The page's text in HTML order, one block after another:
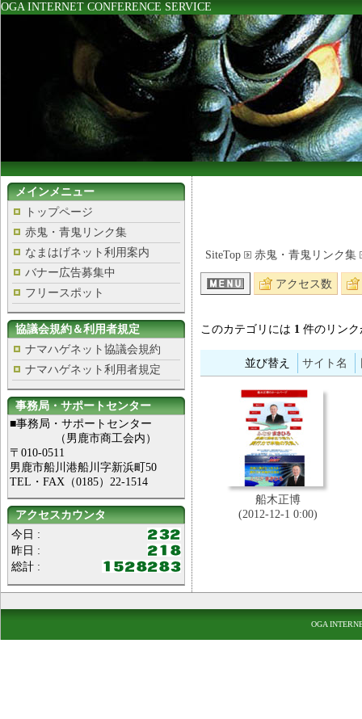
OGA INTERNET CONFERENCE SERVICE
メインメニュー
トップページ
赤鬼・青鬼リンク集
なまはげネット利用案内
バナー広告募集中
フリースポット
協議会規約＆利用者規定
ナマハゲネット協議会規約
ナマハゲネット利用者規定
事務局・サポートセンター
■事務局・サポートセンター
（男鹿市商工会内）
〒010-0511
男鹿市船川港船川字新浜町50
TEL・FAX（0185）22-1514
アクセスカウンタ
今日 :
昨日 :
総計 :
SiteTop 赤鬼・青鬼リンク集
アクセス数
このカテゴリには 1 件のリン
並び替え サイト名
船木正博
(2012-12-1 0:00)
OGA